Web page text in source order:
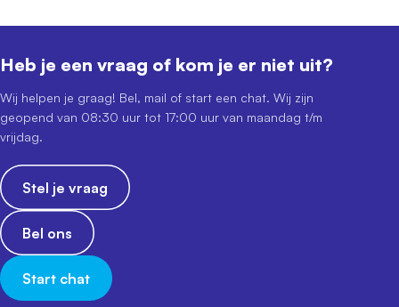
Heb je een vraag of kom je er niet uit?
Wij helpen je graag! Bel, mail of start een chat. Wij zijn
geopend van 08:30 uur tot 17:00 uur van maandag t/m
vrijdag.
Stel je vraag
Bel ons
Start chat